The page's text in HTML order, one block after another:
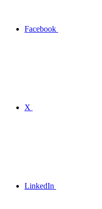
Facebook
X
LinkedIn